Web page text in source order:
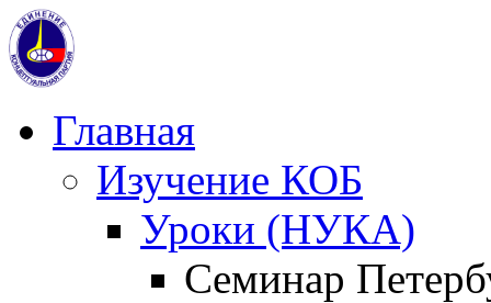
Главная
Изучение КОБ
Уроки (НУКА)
Cеминар